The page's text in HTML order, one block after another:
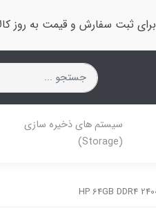
برای ثبت سفارش و قیمت به روز
سیستم های ذخیره سازی
(Storage)